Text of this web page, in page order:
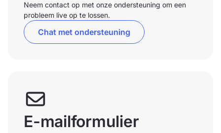
Neem contact op met onze ondersteuning om een
probleem live op te lossen.
Chat met ondersteuning
E-mailformulier